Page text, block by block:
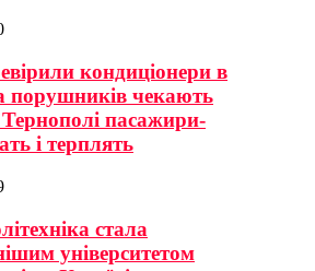
кондиціонери в
порушників чекають
пасажири-
і терплять
стала
університетом